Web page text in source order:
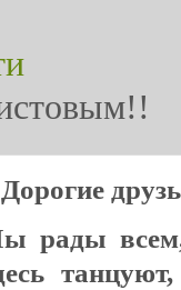
Дорогие
рады всем,